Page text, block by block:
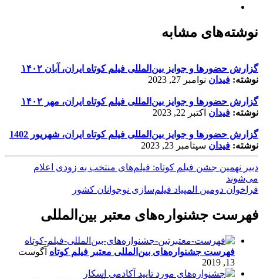
نوشته‌های مشابه
گزارش حضورها و جوایز بین‌المللی فیلم کوتاه ایران، آبان ۱۴۰۲
نوشته: فیدان نوامبر 27, 2023
گزارش حضورها و جوایز بین‌المللی فیلم کوتاه ایران، مهر ۱۴۰۲
نوشته: فیدان اکتبر 22, 2023
گزارش حضورها و جوایز بین‌المللی فیلم کوتاه ایران، شهریور 1402
نوشته: فیدان سپتامبر 23, 2023
دبیر نهمین جشن فیلم کوتاه: فیلم‌های منتخب به زودی اعلام
می‌شوند
فراخوان دومین المپیاد فیلم‌سازی نوجوانان کشور
فهرست جشنواره‌های معتبر بین‌المللی
فهرست جشنواره‌های بین‌المللی معتبر فیلم کوتاه آگوست
13, 2019